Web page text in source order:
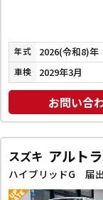
年式 2026(令和8)年
車検 2029年3月
お問い合
スズキ アルト